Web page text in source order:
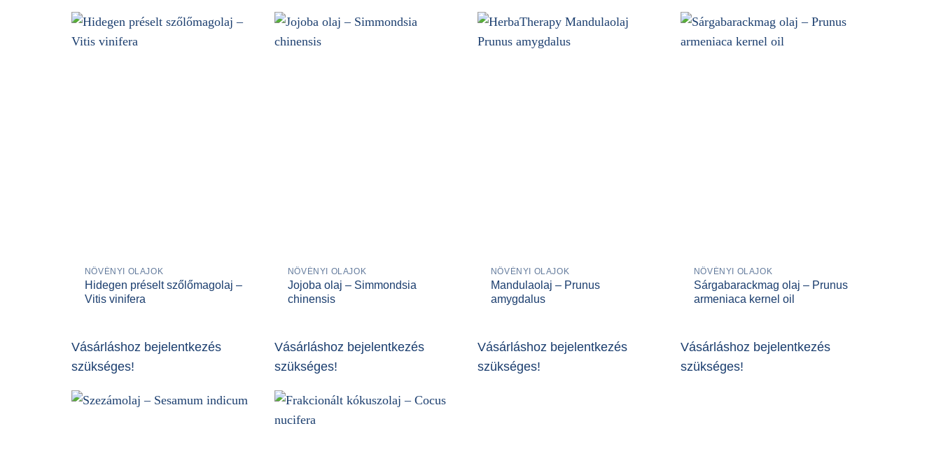
NÖVÉNYI OLAJOK
Hidegen préselt szőlőmagolaj –
Vitis vinifera
Vásárláshoz bejelentkezés
szükséges!
NÖVÉNYI OLAJOK
Jojoba olaj – Simmondsia
chinensis
Vásárláshoz bejelentkezés
szükséges!
NÖVÉNYI OLAJOK
Mandulaolaj – Prunus
amygdalus
Vásárláshoz bejelentkezés
szükséges!
NÖVÉNYI OLAJOK
Sárgabarackmag olaj – Prunus
armeniaca kernel oil
Vásárláshoz bejelentkezés
szükséges!